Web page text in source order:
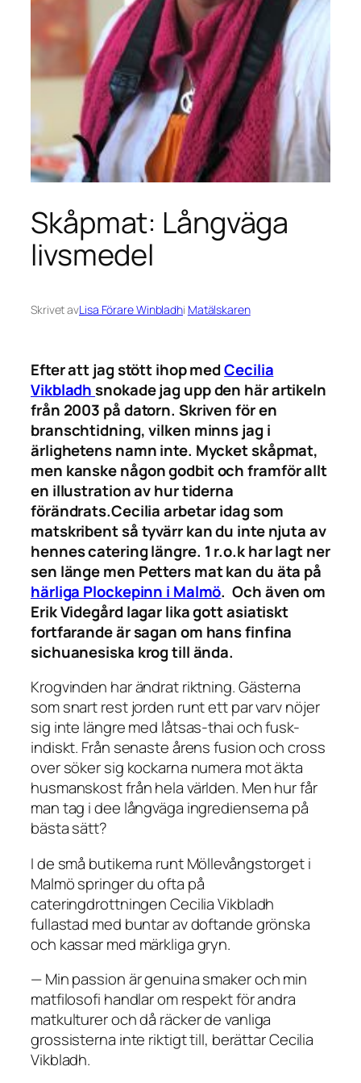
Skåpmat: Långväga
livsmedel
Skrivet avLisa Förare Winbladhi Matälskaren
Efter att jag stött ihop medCecilia
Vikbladhsnokade jag upp den här artikeln
från 2003 på datorn. Skriven för en
branschtidning, vilken minns jag i
ärlighetens namn inte. Mycket skåpmat,
men kanske någon godbit och framför allt
en illustration av hur tiderna
förändrats.Cecilia arbetar idag som
matskribent så tyvärr kan du inte njuta av
hennes catering längre. 1 r.o.k har lagt ner
sen länge men Petters mat kan du äta på
härliga Plockepinn i Malmö. Och även om
Erik Videgård lagar lika gott asiatiskt
fortfarande är sagan om hans finfina
sichuanesiska krog till ända.
Krogvinden har ändrat riktning. Gästerna
som snart rest jorden runt ett par varv nöjer
sig inte längre med låtsas-thai och fusk-
indiskt. Från senaste årens fusion och cross
over söker sig kockarna numera mot äkta
husmanskost från hela världen. Men hur får
man tag i dee långväga ingredienserna på
bästa sätt?
I de små butikerna runt Möllevångstorget i
Malmö springer du ofta på
cateringdrottningen Cecilia Vikbladh
fullastad med buntar av doftande grönska
och kassar med märkliga gryn.
— Min passion är genuina smaker och min
matfilosofi handlar om respekt för andra
matkulturer och då räcker de vanliga
grossisterna inte riktigt till, berättar Cecilia
Vikbladh.